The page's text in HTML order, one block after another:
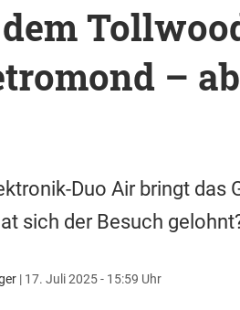
–
Duo Air bringt das
sich der Besuch
| 17. Juli 2025 - 15:59 Uhr